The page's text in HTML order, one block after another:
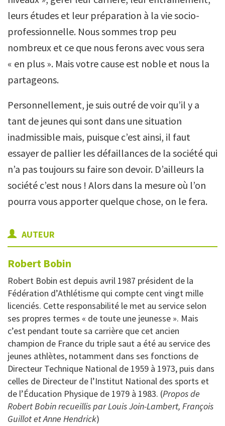
leurs études et leur préparation à la vie socio-
professionnelle. Nous sommes trop peu
nombreux et ce que nous ferons avec vous sera
« en plus ». Mais votre cause est noble et nous la
partageons.
Personnellement, je suis outré de voir qu’il y a
tant de jeunes qui sont dans une situation
inadmissible mais, puisque c’est ainsi, il faut
essayer de pallier les défaillances de la société qui
n’a pas toujours su faire son devoir. D’ailleurs la
société c’est nous ! Alors dans la mesure où l’on
pourra vous apporter quelque chose, on le fera.
AUTEUR
Robert Bobin
Robert Bobin est depuis avril 1987 président de la
Fédération d’Athlétisme qui compte cent vingt mille
licenciés. Cette responsabilité le met au service selon
ses propres termes « de toute une jeunesse ». Mais
c’est pendant toute sa carrière que cet ancien
champion de France du triple saut a été au service des
jeunes athlètes, notamment dans ses fonctions de
Directeur Technique National de 1959 à 1973, puis dans
celles de Directeur de l’Institut National des sports et
de l’Éducation Physique de 1979 à 1983. (Propos de
Robert Bobin recueillis par Louis Join-Lambert, François
Guillot et Anne Hendrick)